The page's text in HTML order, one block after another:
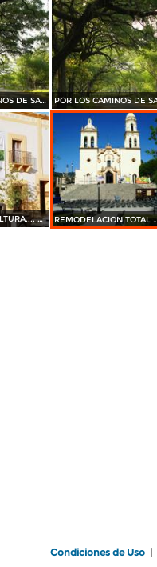
POR LOS CAMINOS DE SANTIAGO
CASA DE LA CULTURA.... 35 mm REMODELACION TOTAL
Condiciones de Uso